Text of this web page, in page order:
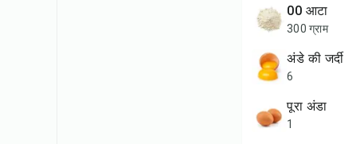
00 आटा
300 ग्राम
अंडे की जर्दी
6
पूरा अंडा
1